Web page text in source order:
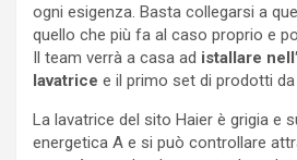
ogni esigenza. Basta collegarsi a
quello che più fa al caso proprio e
Il team verrà a casa ad istallare
lavatrice e il primo set di prodotti
La lavatrice del sito Haier è grigia e
energetica A e si può controllare